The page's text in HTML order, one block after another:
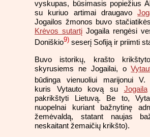
vyskupas, būsimasis popiežius
su kuriuo artimai draugavo
Jogailos žmonos buvo
Krėvos sutartį Jogaila rengėsi
Doniškio9) seserį Sofiją ir priimti
Buvo istorikų, krašto
skyrusiems ne Jogailai, o
būdinga vienuoliui marijonui V.
kuris Vytauto kovą su Jogaila
pakrikštyti Lietuvą. Be to,
nuopelnai kuriant bažnytinę
žemėvaldą, statant naujas
neskaitant žemaičių krikšto).